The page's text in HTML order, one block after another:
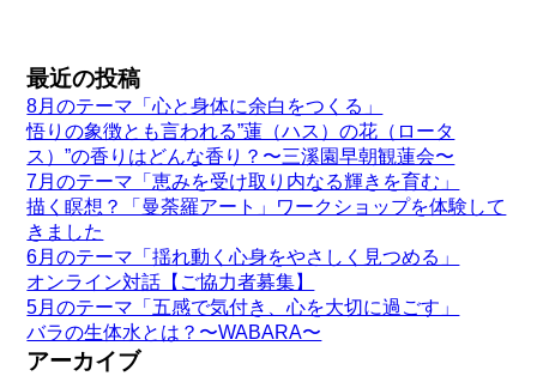
最近の投稿
8月のテーマ「心と身体に余白をつくる」
悟りの象徴とも言われる”蓮（ハス）の花（ロータ
ス）”の香りはどんな香り？〜三溪園早朝観蓮会〜
7月のテーマ「恵みを受け取り内なる輝きを育む」
描く瞑想？「曼荼羅アート」ワークショップを体験して
きました
6月のテーマ「揺れ動く心身をやさしく見つめる」
オンライン対話【ご協力者募集】
5月のテーマ「五感で気付き、心を大切に過ごす」
バラの生体水とは？〜WABARA〜
アーカイブ